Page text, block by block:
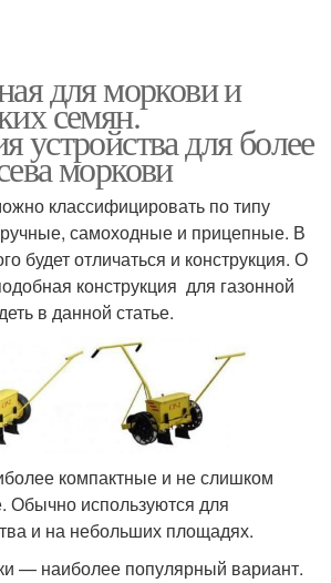
для моркови и
семян.
устройства для более
моркови
классифицировать по типу
самоходные и прицепные. В
будет отличаться и конструкция. О
конструкция для газонной
в данной статье.
компактные и не слишком
Обычно используются для
и на небольших площадях.
— наиболее популярный вариант.